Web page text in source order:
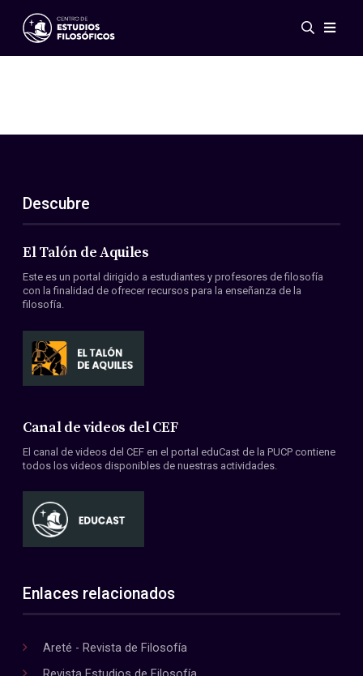
Eventos
ES
EN
Acerca de nosotros
Miembros
Convenios
Descubre
El Talón de Aquiles
Este es un portal dirigido a estudiantes y profesores de filosofía
con la finalidad de ofrecer recursos para la enseñanza de la
filosofía.
Canal de videos del CEF
El canal de videos del CEF en el portal eduCast de la PUCP contiene
todos los videos disponibles de nuestras actividades.
Enlaces relacionados
Areté - Revista de Filosofía